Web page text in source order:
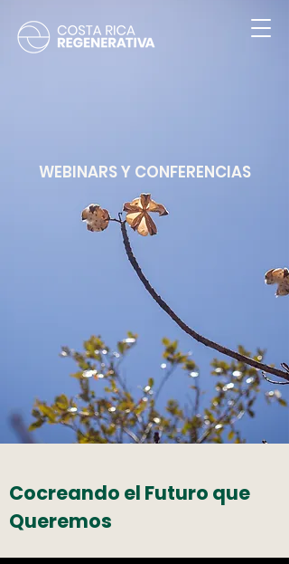
WEBINARS Y CONFERENCIAS
Cocreando el Futuro que
Queremos